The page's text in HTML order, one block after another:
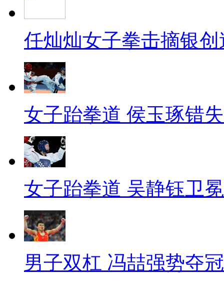
任灿灿女子拳击摘银
女子跆拳道 侯玉琢错
女子跆拳道 吴静钰卫冕
男子双杠 冯喆强势夺冠